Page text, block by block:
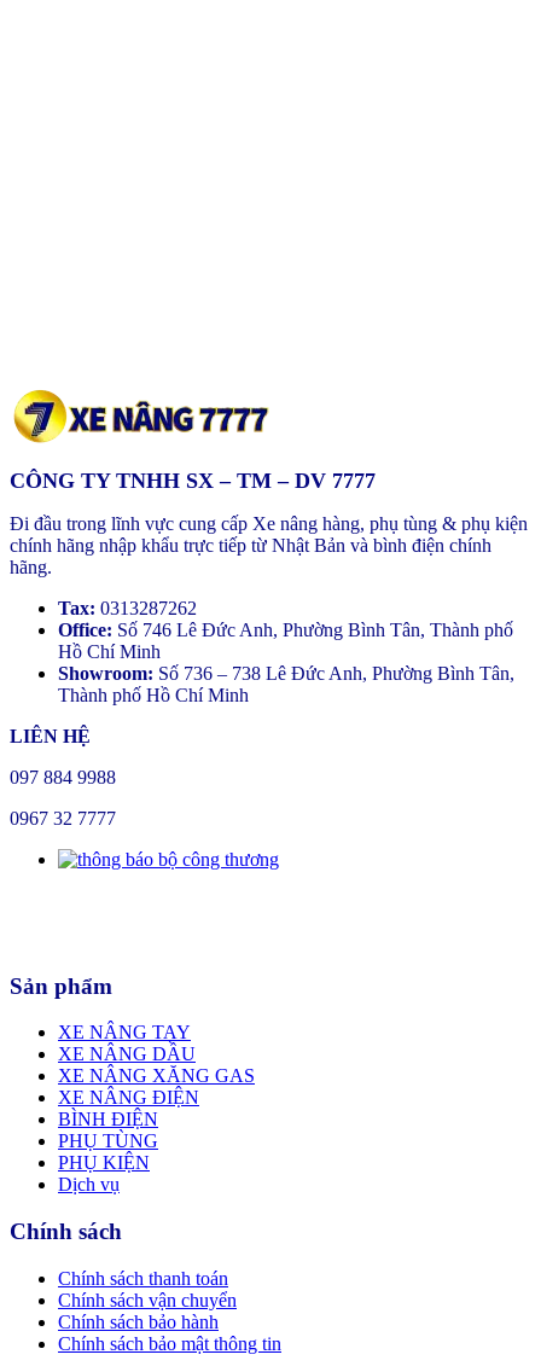
CÔNG TY TNHH SX – TM – DV 7777
Đi đầu trong lĩnh vực cung cấp Xe nâng hàng, phụ tùng & phụ kiện
chính hãng nhập khẩu trực tiếp từ Nhật Bản và bình điện chính
hãng.
Tax: 0313287262
Office: Số 746 Lê Đức Anh, Phường Bình Tân, Thành phố
Hồ Chí Minh
Showroom: Số 736 – 738 Lê Đức Anh, Phường Bình Tân,
Thành phố Hồ Chí Minh
LIÊN HỆ
097 884 9988
0967 32 7777
Sản phẩm
XE NÂNG TAY
XE NÂNG DẦU
XE NÂNG XĂNG GAS
XE NÂNG ĐIỆN
BÌNH ĐIỆN
PHỤ TÙNG
PHỤ KIỆN
Dịch vụ
Chính sách
Chính sách thanh toán
Chính sách vận chuyển
Chính sách bảo hành
Chính sách bảo mật thông tin